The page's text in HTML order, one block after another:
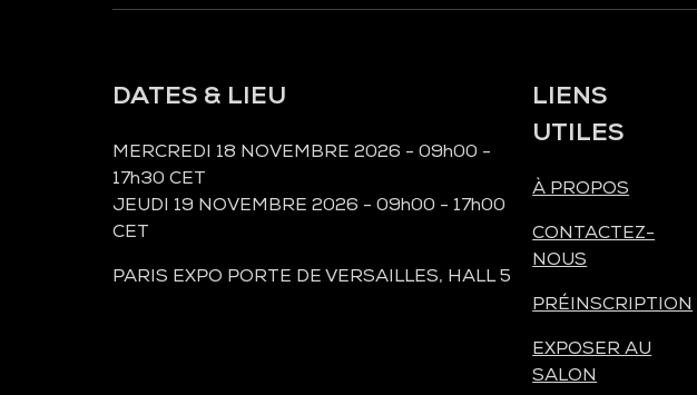
DATES & LIEU
MERCREDI 18 NOVEMBRE 2026 - 09h00 -
17h30 CET
JEUDI 19 NOVEMBRE 2026 - 09h00 - 17h00
CET
PARIS EXPO PORTE DE VERSAILLES, HALL 5
LIENS
UTILES
À PROPOS
CONTACTEZ-
NOUS
PRÉINSCRIPTION
EXPOSER AU
SALON